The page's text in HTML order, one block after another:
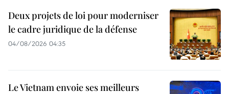
Deux projets de loi pour moderniser
le cadre juridique de la défense
04/08/2026 04:35
Le Vietnam envoie ses meilleurs